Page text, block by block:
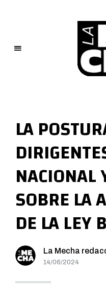
M
e
c
h
a
LA
NACIONAL
SOBRE LA
DE LA LEY
La Mecha
14/06/2024